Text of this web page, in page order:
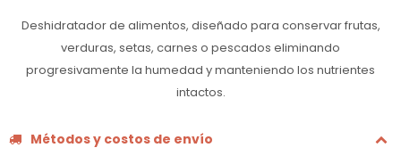
Deshidratador de alimentos, diseñado para conservar frutas,
verduras, setas, carnes o pescados eliminando
progresivamente la humedad y manteniendo los nutrientes
intactos.
Métodos y costos de envío